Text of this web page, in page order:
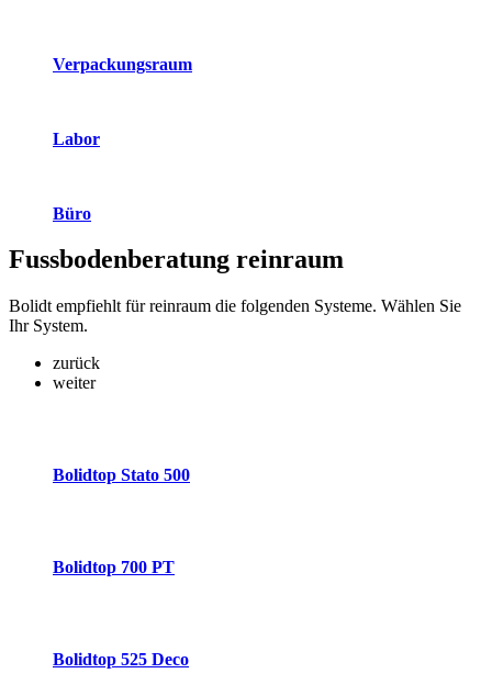
Verpackungsraum
Labor
Büro
Fussbodenberatung reinraum
Bolidt empfiehlt für reinraum die folgenden Systeme. Wählen Sie
Ihr System.
zurück
weiter
Bolidtop Stato 500
Bolidtop 700 PT
Bolidtop 525 Deco